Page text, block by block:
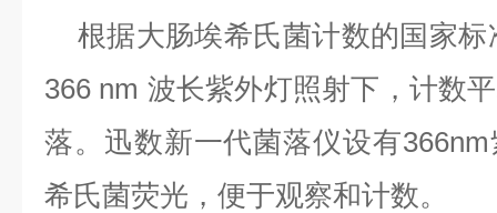
根据大肠埃希氏菌计数的国家标
366 nm 波长紫外灯照射下，计数
落。迅数新一代菌落仪设有
希氏菌荧光，便于观察和计数。